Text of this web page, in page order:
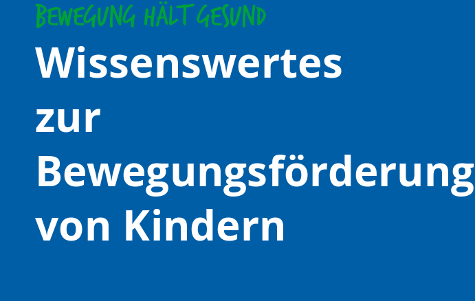
Bewegung hält gesund
Wissenswertes
zur
Bewegungsförderung
von Kindern